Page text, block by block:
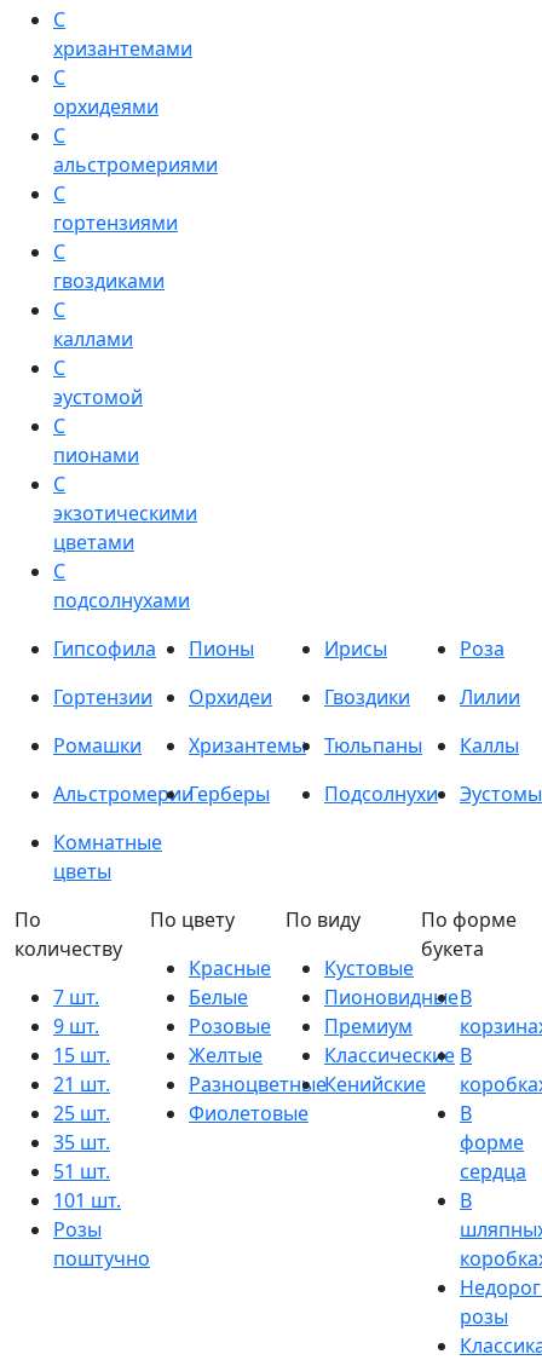
С
хризантемами
С
орхидеями
С
альстромериями
С
гортензиями
С
гвоздиками
С
каллами
С
эустомой
С
пионами
С
экзотическими
цветами
С
подсолнухами
Гипсофила
Пионы Ирисы
Роза
Гортензии
Орхидеи Гвоздики
Лилии
Ромашки
Хризантемы Тюльпаны
Каллы
АльстромерииГерберы Подсолнухи
Эустомы
Комнатные
цветы
По
количеству
7 шт.
9 шт.
15 шт.
21 шт.
25 шт.
35 шт.
51 шт.
101 шт.
Розы
поштучно
По цвету
Красные
Белые
Розовые
Желтые
Разноцветные
Фиолетовые
По виду
Кустовые
Пионовидные
Премиум
Классические
Кенийские
По форме
букета
В
В
В
форме
сердца
В
розы